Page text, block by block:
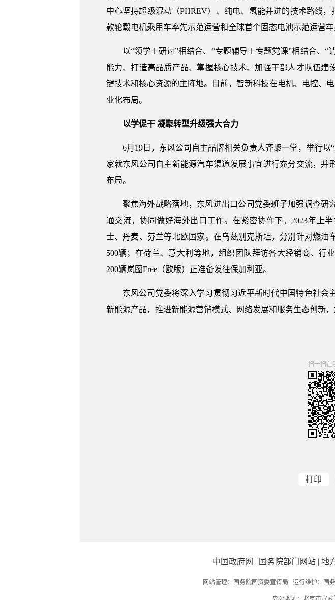
中心坚持超级混动（PHREV）、纯电、氢能并进的技术路线
款轮毂电机乘用车率先示范运营和全球首个固态电池示范运营车
以“领学＋研讨”相结合、“专题辅导＋专题党课”相结合、
能力、打造高品质产品、掌握核心技术、加强干部人才队伍
键技术和核心资源的主阵地。目前，智新科技在电机、电控、
业化布局。
以学促干 凝聚转型升级强大合力
6月19日，东风公司自主品牌相关负责人齐聚一堂，举行
家就东风公司自主新能源汽车渠道发展事宜进行充分交流，
布局。
聚焦海外战略落地，东风进出口公司党委班子加强调查
通交流，协同做好海外出口工作。在紧密协作下，2023年上
士、丹麦、芬兰等北欧国家。在乌兹别克斯坦，分别针对燃
500辆；在荷兰、意大利等地，组织团队拜访各大经销商、行
200辆岚图Free（欧版）正准备发往保加利亚。
东风公司党委将深入学习贯彻习近平新时代中国特色社
新能源产品，推进新能源营销模式、网络发展和服务生态创新
扫一扫在
打印